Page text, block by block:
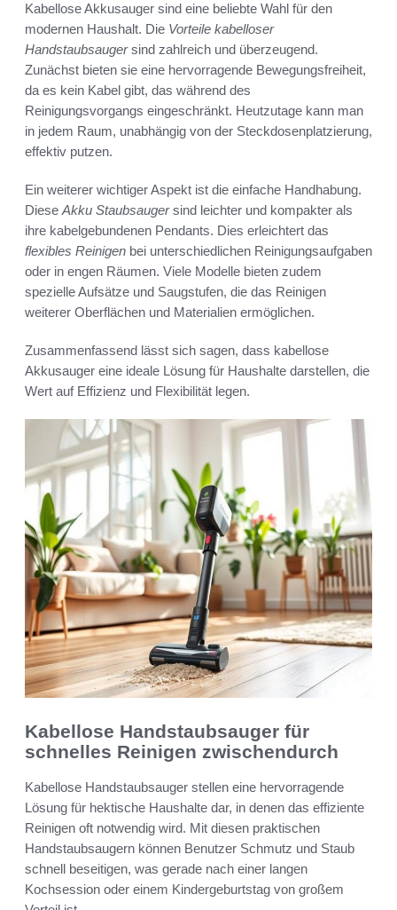
Kabellose Akkusauger sind eine beliebte Wahl für den
modernen Haushalt. Die Vorteile kabelloser
Handstaubsaugersind zahlreich und überzeugend.
Zunächst bieten sie eine hervorragende Bewegungsfreiheit,
da es kein Kabel gibt, das während des
Reinigungsvorgangs eingeschränkt. Heutzutage kann man
in jedem Raum, unabhängig von der Steckdosenplatzierung,
effektiv putzen.
Ein weiterer wichtiger Aspekt ist die einfache Handhabung.
Diese Akku Staubsaugersind leichter und kompakter als
ihre kabelgebundenen Pendants. Dies erleichtert das
flexibles Reinigen bei unterschiedlichen Reinigungsaufgaben
oder in engen Räumen. Viele Modelle bieten zudem
spezielle Aufsätze und Saugstufen, die das Reinigen
weiterer Oberflächen und Materialien ermöglichen.
Zusammenfassend lässt sich sagen, dass kabellose
Akkusauger eine ideale Lösung für Haushalte darstellen, die
Wert auf Effizienz und Flexibilität legen.
Kabellose Handstaubsauger für
schnelles Reinigen zwischendurch
Kabellose Handstaubsauger stellen eine hervorragende
Lösung für hektische Haushalte dar, in denen das effiziente
Reinigen oft notwendig wird. Mit diesen praktischen
Handstaubsaugern können Benutzer Schmutz und Staub
schnell beseitigen, was gerade nach einer langen
Kochsession oder einem Kindergeburtstag von großem